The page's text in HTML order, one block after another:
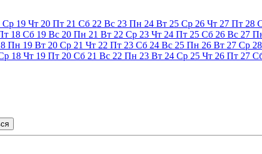
Ср 19 Чт 20 Пт 21 Сб 22 Вс 23 Пн 24 Вт 25 Ср 26 Чт 27 Пт 28
18 Сб 19 Вс 20 Пн 21 Вт 22 Ср 23 Чт 24 Пт 25 Сб 26 Вс 27
Пн 19 Вт 20 Ср 21 Чт 22 Пт 23 Сб 24 Вс 25 Пн 26 Вт 27 Ср 28
18 Чт 19 Пт 20 Сб 21 Вс 22 Пн 23 Вт 24 Ср 25 Чт 26 Пт 27